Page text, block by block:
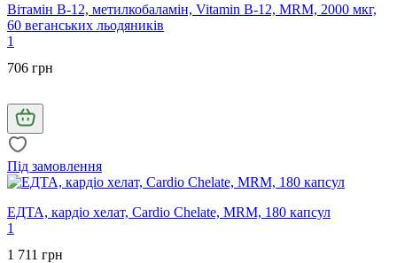
Вітамін В-12, метилкобаламін, Vitamin B-12, MRM, 2000 мкг,
60 веганських льодяників
1
706 грн
Під замовлення
ЕДТА, кардіо хелат, Cardio Chelate, MRM, 180 капсул
1
1 711 грн